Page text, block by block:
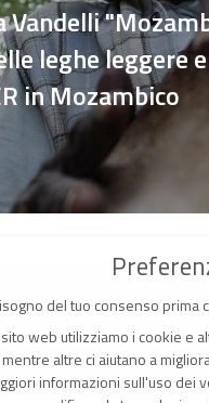
Vandelli
leghe leggere
in Mozambico
del tuo consenso prima
web utilizziamo i cookie e
altre ci aiutano a
informazioni sull'uso dei